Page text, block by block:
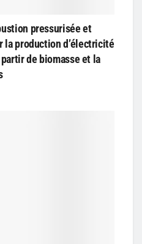
pressurisée et
la production d’électricité
de biomasse et la